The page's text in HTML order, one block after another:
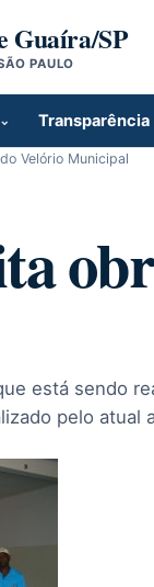
Guaíra/SP
PAULO
Transparência
Velório Municipal
está sendo
pelo atual